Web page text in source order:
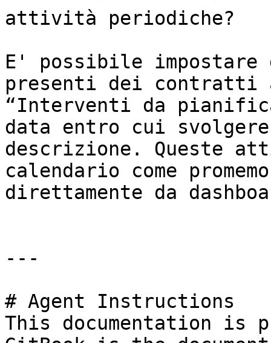
attività periodiche?
E' possibile impostare
presenti dei
“Interventi da
data entro cui
descrizione. Queste
calendario come
direttamente da
---
# Agent Instructions
This documentation is